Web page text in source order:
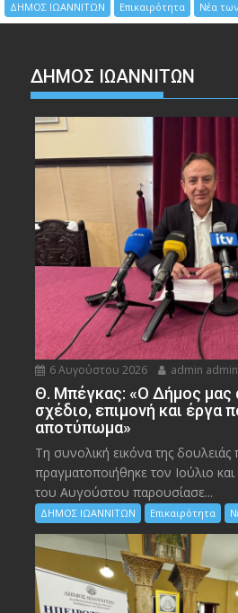
ΔΗΜΟΣ ΙΩΑΝΝΙΤΩΝ Επικαιρότητα Νέα
ΔΗΜΟΣ ΙΩΑΝΝΙΤΩΝ
6 Αυγούστου 2026 admin admin
Θ. Μπέγκας: «Ο Δήμος μας
σχέδιο, επιμονή και έργα
αποτύπωμα»
Τη συνολική εικόνα της δουλειάς
πραγματοποιήθηκε τον Ιούλιο και
του Αυγούστου παρουσίασε...
ΔΗΜΟΣ ΙΩΑΝΝΙΤΩΝ Επικαιρότητα